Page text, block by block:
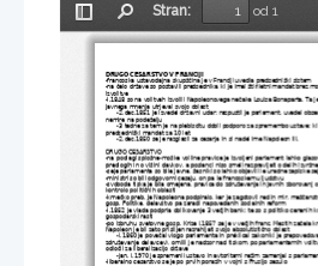
Preklopi
stransko
Stran:
od 1
DRUGO CESARSTVO V FRANCIJI
-francoska ustavodajna skupščina je v Franciji uvedla predsedniški sistem
-na čelo države so postavili predsednika, ki je imel štiriletni mandat brez
izvolitve
-l.1848 so na volitvah izvolili Napoleonovega nečaka Louisa Bonaparta. Ta
javnega mnenja utrjeval svojo oblast
-2.dec.1851 je izvedel državni udar: razpustil je parlament, uvedel
nemire na podeželju
-3 tedne za tem je na plebiscitu dobil podporo za spremembo ustave;
predsedniški mandat za 10 let
-2.dec.1850 se je razglasil za cesarja in si nadel ime Napoleon III.
DRUGO CESARSTVO
-na podlagi splošne-moške volilne pravice je izvoljeni parlament lahko
predlogih in o višini davkov, a poslanci niso smeli razpravljati o delih
-seje parlamenta so bile javne, šasniki so lahko objavili le uradne zapiske sej
-ministri so bili odgovorni cesaju, on pa le francoskemu ljudstvu
-svoboda tiska je bila omejena, pravica do združevanja in javnih zborovanj
kontrolo političnih oblasti
-kmečko preb. Je Napoleona podpiralo, ker je zagotovil red in mir,
gosp. Politike, delavstvo pa zaradi napovedanih socialnih reform
-l.1852 je vlada podprla oblikovanje 3 večjih bank: te so s politiko cenenih
gospodarski rasti
-po izbruhu svetovne gosp. Krize l.1857 se je v večjih franc. Mestih začela
Napoleon je bil zato prisiljen razrahljati svojo absolutistično oblast
-l.1860 je povečal vlogo parlamenta in preklical zakon(ki je
združevanje delavcev), omilil je nadzor nad tiskom, po parlamentarnih
odločil za liberalizacijo države
-jan. l.1970 je spremenil ustavo in avtoritarni režim zamenjal s
-liberalno cesarstvo se je po prvih porazih v vojni s Prusijo sesulo